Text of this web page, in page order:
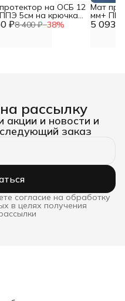
₽8 400 ₽−38%
на ОСБ 12
5см на крючках
5 093 ₽
Мат
мм+
DNN
рассылку
и новости и
заказ
согласие на обработку
в целях получения